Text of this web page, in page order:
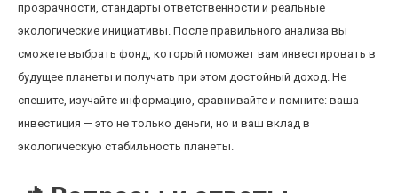
прозрачности, стандарты ответственности и реальные
экологические инициативы. После правильного анализа вы
сможете выбрать фонд, который поможет вам инвестировать в
будущее планеты и получать при этом достойный доход. Не
спешите, изучайте информацию, сравнивайте и помните: ваша
инвестиция — это не только деньги, но и ваш вклад в
экологическую стабильность планеты.